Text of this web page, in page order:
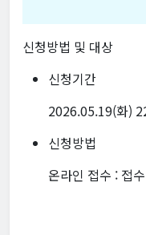
신청방법 및 대상
신청기간
2026.05.19(화)
신청방법
온라인 접수 : 접